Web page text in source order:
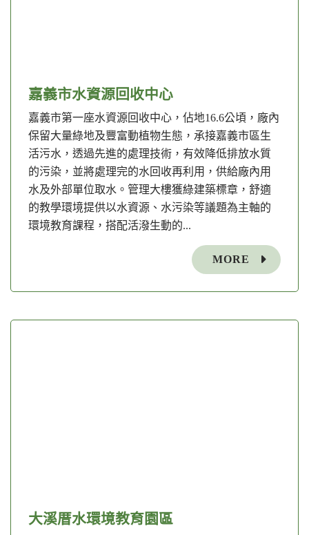
嘉義市水資源回收中心
嘉義市第一座水資源回收中心，佔地16.6公頃，廠內
保留大量綠地及豐富動植物生態，承接嘉義市區生
活污水，透過先進的處理技術，有效降低排放水質
的污染，並將處理完的水回收再利用，供給廠內用
水及外部單位取水。管理大樓獲綠建築標章，舒適
的教學環境提供以水資源、水污染等議題為主軸的
環境教育課程，搭配活潑生動的...
MORE
大溪厝水環境教育園區